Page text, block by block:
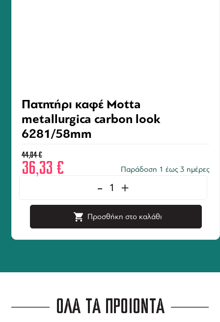
Πατητήρι καφέ Motta
metallurgica carbon look
6281/58mm
44,04€
36,33 € Παράδοση 1 έως 3 ημέρες
- +
Προσθήκη στο καλάθι
ΟΛΑ ΤΑ ΠΡΟΪΟΝΤΑ